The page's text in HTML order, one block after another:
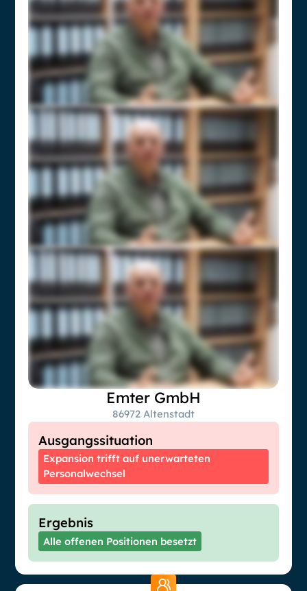
Ausgangssituation
Expansion trifft auf unerwarteten
Personalwechsel
Ergebnis
Alle offenen Positionen besetzt
Emter GmbH
86972 Altenstadt